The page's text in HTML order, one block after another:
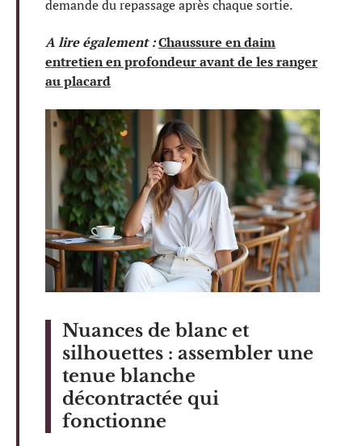
demande du repassage après chaque sortie.
A lire également :Chaussure en daim
entretien en profondeur avant de les ranger
au placard
Nuances de blanc et
silhouettes : assembler une
tenue blanche
décontractée qui
fonctionne